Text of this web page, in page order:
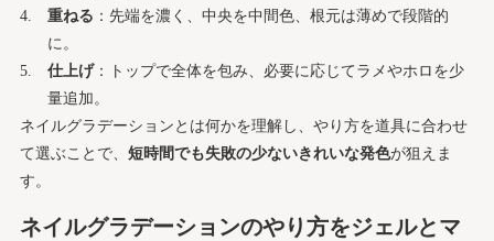
重ねる ：先端を濃く、中央を中間色、根元は薄めで段階的
に。
仕上げ：トップで全体を包み、必要に応じてラメやホロを少
量追加。
ネイルグラデーションとは何かを理解し、やり方を道具に合わせ
て選ぶことで、 短時間でも失敗の少ないきれいな発色が狙えま
す。
ネイルグラデーションのやり方をジェルとマ